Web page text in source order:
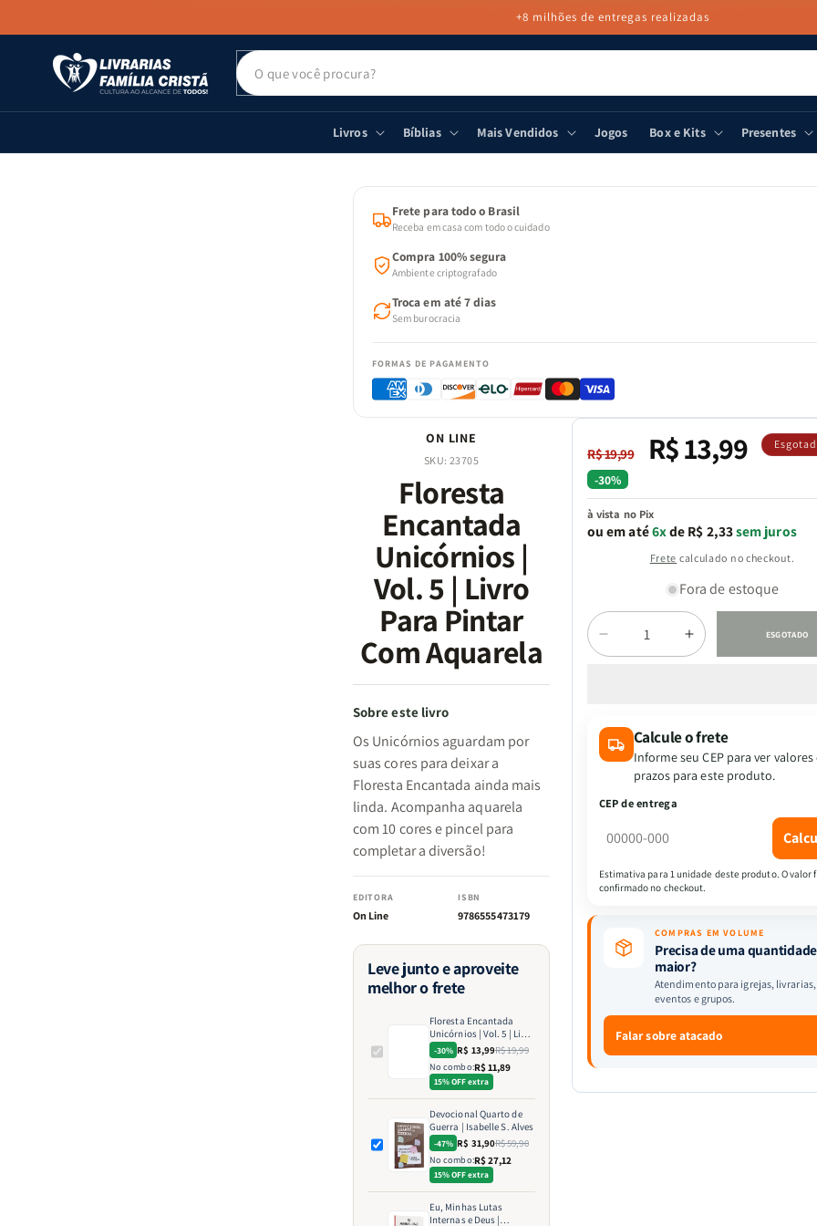
+8 milhões de entregas realizadas
Livros Bíblias Mais Vendidos Jogos Box e Kits Presentes
INFORMAÇÕES
Frete para todo o Brasil
Receba em casa com todo o cuidado
Compra 100% segura
Ambiente criptografado
Troca em até 7 dias
Sem burocracia
FORMAS DE PAGAMENTO
ON LINE
SKU:
23705
Floresta
Encantada
Unicórnios |
Vol. 5 | Livro
Para Pintar
Com Aquarela
Sobre este livro
Os Unicórnios aguardam por
suas cores para deixar a
Floresta Encantada ainda mais
linda. Acompanha aquarela
com 10 cores e pincel para
completar a diversão!
EDITORA
On Line
ISBN
9786555473179
Preço
normal
R$ 19,99
Preço
promocional
R$ 13,99
-30%
à vista no Pix
ou em até6xde R$ 2,33sem juros
Frete calculado no checkout.
Fora de estoque
Quantidade
Diminuir
a
Encantada
Unicórnios
Vol.
5
|
Para
Pintar
Aquarela
Aumentar
a
Encantada
Unicórnios
|
Para
Pintar
Aquarela
ESGOTADO
Calcule o frete
Informe seu CEP para ver valores
prazos para este produto.
CEP de entrega
Estimativa para 1 unidade deste produto. O valor
confirmado no checkout.
COMPRAS EM VOLUME
Precisa de uma quantidade
maior?
Atendimento para igrejas, livrarias,
eventos e grupos.
Falar sobre atacado
Leve junto e aproveite
melhor o frete
Floresta Encantada
Unicórnios | Vol. 5 | Livro
Para Pintar Com
Aquarela
-30% R$ 13,99R$ 19,99
No combo:R$ 11,89
15% OFF extra
Devocional Quarto de
Guerra | Isabelle S. Alves
-47% R$ 31,90R$ 59,90
No combo:R$ 27,12
15% OFF extra
Eu, Minhas Lutas
Internas e Deus |